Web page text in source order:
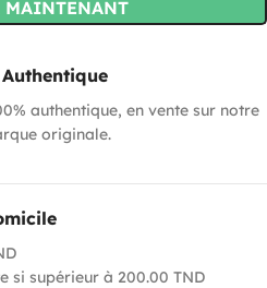
MAINTENANT
authentique, en vente sur notre
originale.
si supérieur à 200.00 TND